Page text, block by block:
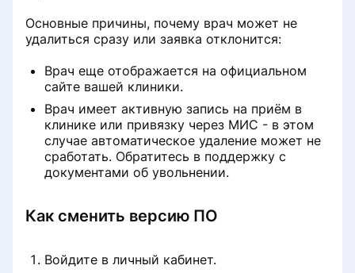
Основные причины, почему врач может не
удалиться сразу или заявка отклонится:
Врач еще отображается на официальном
сайте вашей клиники.
Врач имеет активную запись на приём в
клинике или привязку через МИС - в этом
случае автоматическое удаление может не
сработать. Обратитесь в поддержку с
документами об увольнении.
Как сменить версию ПО
Войдите в личный кабинет.